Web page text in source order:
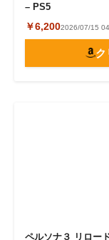
– PS5
￥6,2002026/07/15
ク
ペルソナ３ リロー